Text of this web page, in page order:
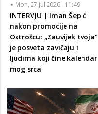
Mon, 27 Jul 2026 - 11:49
INTERVJU | Iman Šepić
nakon promocije na
Ostrošcu: „Zauvijek tvoja“
je posveta zavičaju i
ljudima koji čine kalendar
mog srca